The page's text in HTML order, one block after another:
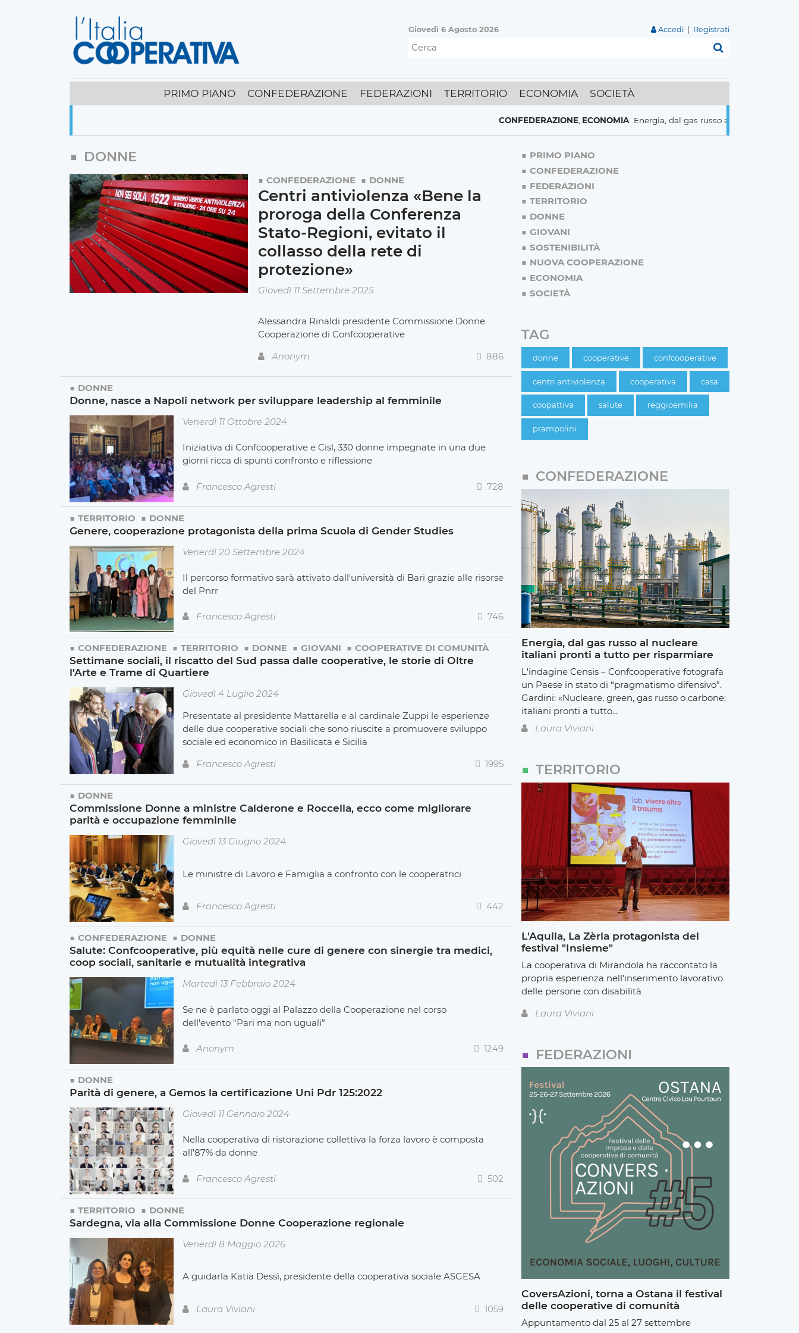
Giovedì 6 Agosto 2026 Accedi Registrati
PRIMO PIANO CONFEDERAZIONE FEDERAZIONI TERRITORIO ECONOMIA SOCIETÀ
CONFEDERAZIONE,ECONOMIA Energia, dal gas russo al nucleare italiani pronti a
DONNE
CONFEDERAZIONE DONNE
Centri antiviolenza «Bene la
proroga della Conferenza
Stato-Regioni, evitato il
collasso della rete di
protezione»
Giovedì 11 Settembre 2025
Alessandra Rinaldi presidente Commissione Donne
Cooperazione di Confcooperative
Anonym
886
DONNE
Donne, nasce a Napoli network per sviluppare leadership al femminile
Venerdì 11 Ottobre 2024
Iniziativa di Confcooperative e Cisl, 330 donne impegnate in una due
giorni ricca di spunti confronto e riflessione
Francesco Agresti 728
TERRITORIO DONNE
Genere, cooperazione protagonista della prima Scuola di Gender Studies
Venerdì 20 Settembre 2024
Il percorso formativo sarà attivato dall'università di Bari grazie alle risorse
del Pnrr
Francesco Agresti 746
CONFEDERAZIONE TERRITORIO DONNE GIOVANI COOPERATIVE DI COMUNITÀ
Settimane sociali, il riscatto del Sud passa dalle cooperative, le storie di Oltre
l'Arte e Trame di Quartiere
Giovedì 4 Luglio 2024
Presentate al presidente Mattarella e al cardinale Zuppi le esperienze
delle due cooperative sociali che sono riuscite a promuovere sviluppo
sociale ed economico in Basilicata e Sicilia
Francesco Agresti
1995
DONNE
Commissione Donne a ministre Calderone e Roccella, ecco come migliorare
parità e occupazione femminile
Giovedì 13 Giugno 2024
Le ministre di Lavoro e Famiglia a confronto con le cooperatrici
Francesco Agresti 442
CONFEDERAZIONE DONNE
Salute: Confcooperative, più equità nelle cure di genere con sinergie tra medici,
coop sociali, sanitarie e mutualità integrativa
Martedì 13 Febbraio 2024
Se ne è parlato oggi al Palazzo della Cooperazione nel corso
dell'evento "Pari ma non uguali”
Anonym 1249
DONNE
Parità di genere, a Gemos la certificazione Uni Pdr 125:2022
Giovedì 11 Gennaio 2024
Nella cooperativa di ristorazione collettiva la forza lavoro è composta
all'87% da donne
Francesco Agresti 502
TERRITORIO DONNE
Sardegna, via alla Commissione Donne Cooperazione regionale
Venerdì 8 Maggio 2026
A guidarla Katia Dessì, presidente della cooperativa sociale ASGESA
Laura Viviani 1059
PRIMO PIANO
CONFEDERAZIONE
FEDERAZIONI
TERRITORIO
DONNE
GIOVANI
SOSTENIBILITÀ
NUOVA COOPERAZIONE
ECONOMIA
SOCIETÀ
TAG
donne cooperative confcooperative
centri antiviolenza cooperativa casa
coopattiva salute reggioemilia
prampolini
CONFEDERAZIONE
Energia, dal gas russo al nucleare
italiani pronti a tutto per risparmiare
L'indagine Censis – Confcooperative fotografa
un Paese in stato di “pragmatismo difensivo”.
Gardini: «Nucleare, green, gas russo o carbone:
italiani pronti a tutto...
Laura Viviani
TERRITORIO
L'Aquila, La Zèrla protagonista del
festival "Insieme"
La cooperativa di Mirandola ha raccontato la
propria esperienza nell’inserimento lavorativo
delle persone con disabilità
Laura Viviani
FEDERAZIONI
CoversAzioni, torna a Ostana il festival
delle cooperative di comunità
Appuntamento dal 25 al 27 settembre